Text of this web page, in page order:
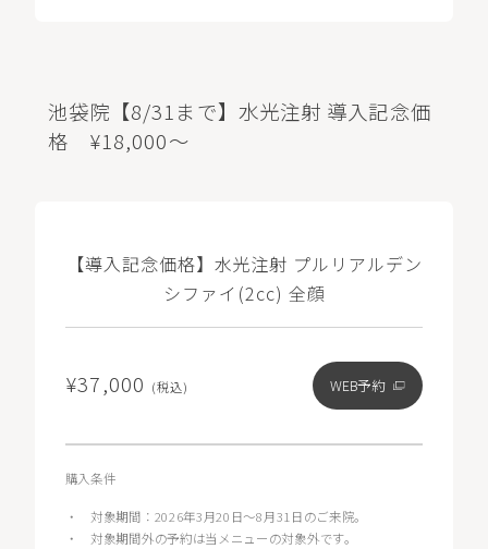
池袋院【8/31まで】水光注射 導入記念価
格 ¥18,000～
【導入記念価格】水光注射 プルリアルデン
シファイ(2cc) 全顔
¥37,000 (税込) WEB予約
購入条件
・ 対象期間：2026年3月20日〜8月31日のご来院。
・ 対象期間外の予約は当メニューの対象外です。